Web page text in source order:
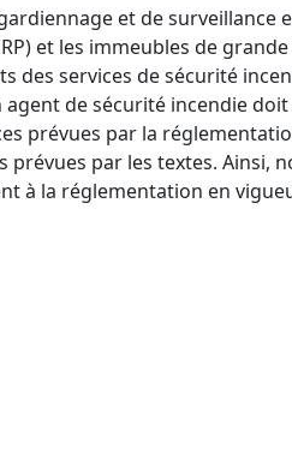
et de surveillance
et les immeubles de
des services de sécurité
agent de sécurité incendie
prévues par la
prévues par les textes. Ainsi,
à la réglementation en